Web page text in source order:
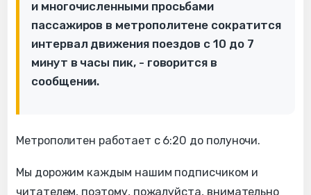
и многочисленными просьбами
пассажиров в метрополитене сократится
интервал движения поездов с 10 до 7
минут в часы пик, - говорится в
сообщении.
Метрополитен работает с 6:20 до полуночи.
Мы дорожим каждым нашим подписчиком и
читателем, поэтому, пожалуйста, внимательно